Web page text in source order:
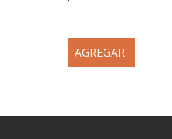
AGREGAR